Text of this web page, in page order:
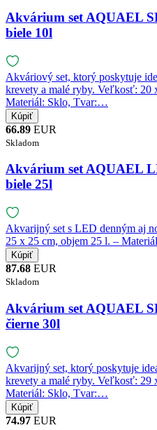
Akvárium set AQUAEL
biele 10l
Akváriový set, ktorý poskytuje
krevety a malé ryby. Veľkosť: 20
Materiál: Sklo, Tvar:…
66.89 EUR
Skladom
Akvárium set AQUAEL
biele 25l
Akvarijný set s LED denným aj
25 x 25 cm, objem 25 l. –
87.68 EUR
Skladom
Akvárium set AQUAEL
čierne 30l
Akvarijný set, ktorý poskytuje
krevety a malé ryby. Veľkosť: 29
Materiál: Sklo, Tvar:…
74.97 EUR